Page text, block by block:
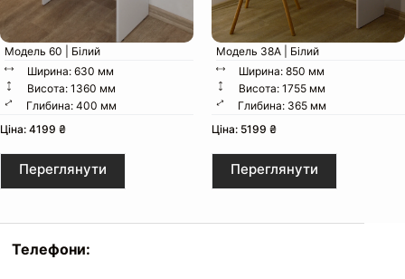
Модель 60 | Білий
Ширина: 630 мм
Висота: 1360 мм
Глибина: 400 мм
Ціна: 4199 ₴
Переглянути
Модель 38А | Білий
Ширина: 850 мм
Висота: 1755 мм
Глибина: 365 мм
Ціна: 5199 ₴
Переглянути
Телефони: